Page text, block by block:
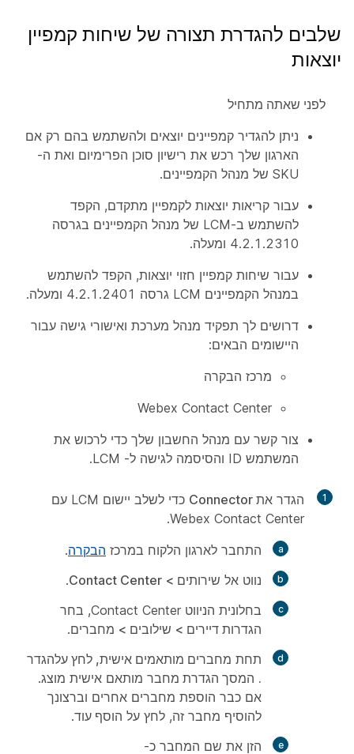
שלבים להגדרת תצורה של שיחות קמפיין
יוצאות
לפני שאתה מתחיל
ניתן להגדיר קמפיינים יוצאים ולהשתמש בהם רק אם
הארגון שלך רכש את רישיון סוכן הפרימיום ואת ה-
SKU של מנהל הקמפיינים.
עבור קריאות יוצאות לקמפיין מתקדם, הקפד
להשתמש ב-LCM של מנהל הקמפיינים בגרסה
4.2.1.2310 ומעלה.
עבור שיחות קמפיין חזוי יוצאות, הקפד להשתמש
במנהל הקמפיינים LCM גרסה 4.2.1.2401 ומעלה.
דרושים לך תפקיד מנהל מערכת ואישורי גישה עבור
היישומים הבאים:
מרכז הבקרה
Webex Contact Center
צור קשר עם מנהל החשבון שלך כדי לרכוש את
המשתמש ID והסיסמה לגישה ל- LCM.
1 הגדר את Connector
כדי לשלב יישום LCM עם
Webex Contact Center.
התחבר לארגון הלקוח במרכז הבקרה.
נווט אל שירותים > Contact Center
.
בחלונית הניווט Contact Center, בחר
הגדרות דיירים > שילובים > מחברים.
תחת מחברים מותאמים אישית, לחץ עלהגדר
. המסך הגדרת מחבר מותאם אישית מוצג.
אם כבר הוספת מחברים אחרים וברצונך
להוסיף מחבר זה, לחץ על הוסף עוד.
הזן את שם המחבר כ-